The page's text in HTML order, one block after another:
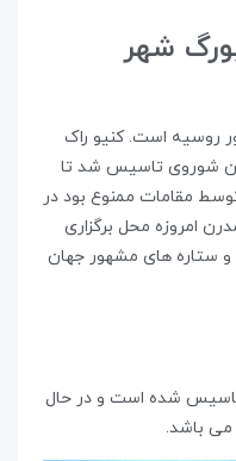
شهر
روسیه است. کنیو راک
شوروی تاسیس شد تا
مقامات ممنوع بود در
امروزه محل برگزاری
ستاره های مشهور جهان
سنت پترزبورگ در سال 1955 تاسیس شده است و در حال